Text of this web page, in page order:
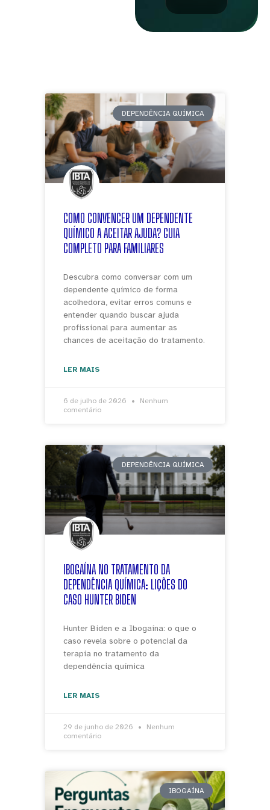
DEPENDÊNCIA QUÍMICA
COMO CONVENCER UM DEPENDENTE
QUÍMICO A ACEITAR AJUDA? GUIA
COMPLETO PARA FAMILIARES
Descubra como conversar com um
dependente químico de forma
acolhedora, evitar erros comuns e
entender quando buscar ajuda
profissional para aumentar as
chances de aceitação do tratamento.
LER MAIS
6 de julho de 2026
Nenhum
comentário
DEPENDÊNCIA QUÍMICA
IBOGAÍNA NO TRATAMENTO DA
DEPENDÊNCIA QUÍMICA: LIÇÕES DO
CASO HUNTER BIDEN
Hunter Biden e a Ibogaína: o que o
caso revela sobre o potencial da
terapia no tratamento da
dependência química
LER MAIS
29 de junho de 2026
Nenhum
comentário
IBOGAÍNA